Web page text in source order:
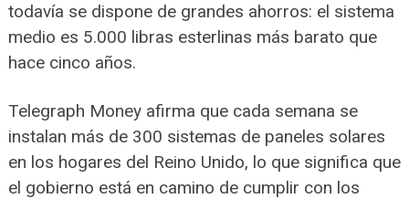
todavía se dispone de grandes ahorros: el sistema
medio es 5.000 libras esterlinas más barato que
hace cinco años.
Telegraph Money afirma que cada semana se
instalan más de 300 sistemas de paneles solares
en los hogares del Reino Unido, lo que significa que
el gobierno está en camino de cumplir con los